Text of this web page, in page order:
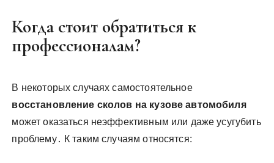
Когда стоит обратиться к
профессионалам?
В некоторых случаях самостоятельное
восстановление сколов на кузове автомобиля
может оказаться неэффективным или даже усугубить
проблему․ К таким случаям относятся: